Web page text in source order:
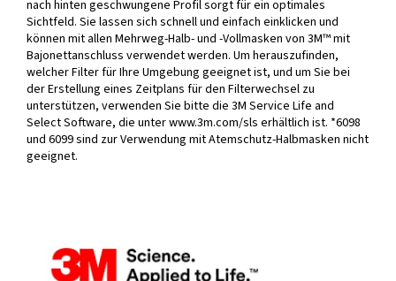
nach hinten geschwungene Profil sorgt für ein optimales
Sichtfeld. Sie lassen sich schnell und einfach einklicken und
können mit allen Mehrweg-Halb- und -Vollmasken von 3M™ mit
Bajonettanschluss verwendet werden. Um herauszufinden,
welcher Filter für Ihre Umgebung geeignet ist, und um Sie bei
der Erstellung eines Zeitplans für den Filterwechsel zu
unterstützen, verwenden Sie bitte die 3M Service Life and
Select Software, die unter www.3m.com/sls erhältlich ist. *6098
und 6099 sind zur Verwendung mit Atemschutz-Halbmasken nicht
geeignet.